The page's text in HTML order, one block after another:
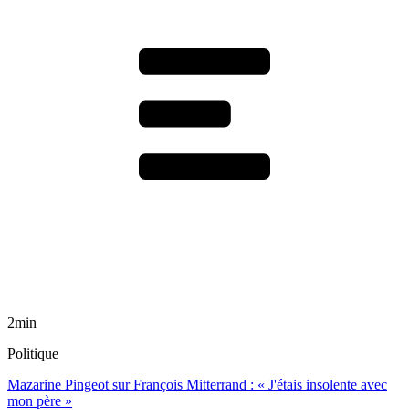
2min
Politique
Mazarine Pingeot sur François Mitterrand : « J'étais insolente avec
mon père »